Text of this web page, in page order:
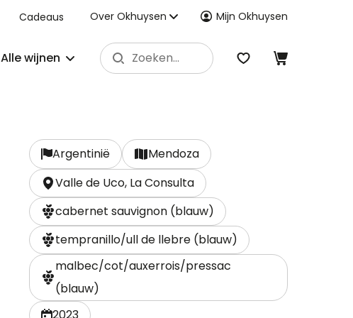
Cadeaus Over Okhuysen Mijn Okhuysen
Alle wijnen
Argentinië
Mendoza
Valle de Uco, La Consulta
cabernet sauvignon (blauw)
tempranillo/ull de llebre (blauw)
malbec/cot/auxerrois/pressac
(blauw)